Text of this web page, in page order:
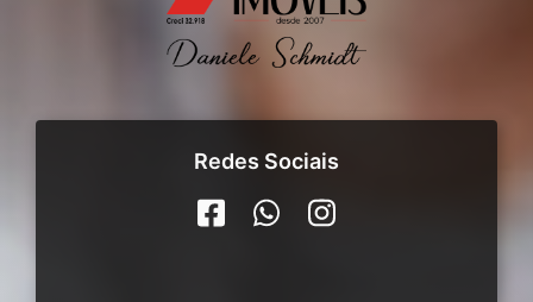
Redes Sociais